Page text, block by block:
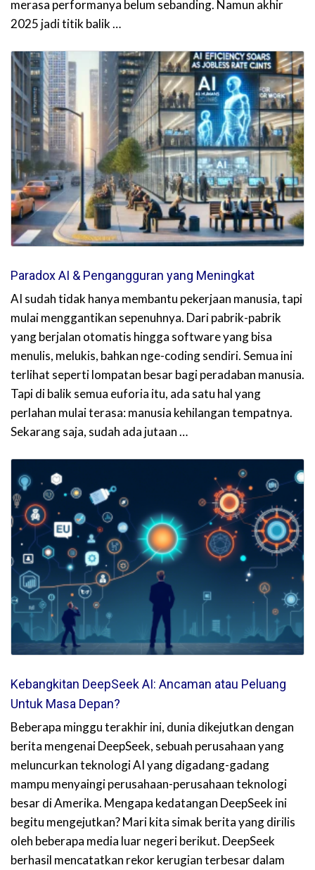
merasa performanya belum sebanding. Namun akhir
2025 jadi titik balik …
Paradox AI & Pengangguran yang Meningkat
AI sudah tidak hanya membantu pekerjaan manusia, tapi
mulai menggantikan sepenuhnya. Dari pabrik-pabrik
yang berjalan otomatis hingga software yang bisa
menulis, melukis, bahkan nge-coding sendiri. Semua ini
terlihat seperti lompatan besar bagi peradaban manusia.
Tapi di balik semua euforia itu, ada satu hal yang
perlahan mulai terasa: manusia kehilangan tempatnya.
Sekarang saja, sudah ada jutaan …
Kebangkitan DeepSeek AI: Ancaman atau Peluang
Untuk Masa Depan?
Beberapa minggu terakhir ini, dunia dikejutkan dengan
berita mengenai DeepSeek, sebuah perusahaan yang
meluncurkan teknologi AI yang digadang-gadang
mampu menyaingi perusahaan-perusahaan teknologi
besar di Amerika. Mengapa kedatangan DeepSeek ini
begitu mengejutkan? Mari kita simak berita yang dirilis
oleh beberapa media luar negeri berikut. DeepSeek
berhasil mencatatkan rekor kerugian terbesar dalam